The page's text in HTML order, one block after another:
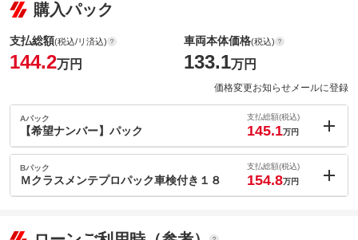
購入パック
支払総額(税込/リ済込)
144.2万円
車両本体価格(税込)
133.1万円
価格変更お知らせメールに登録
Aパック
【希望ナンバー】パック
支払総額(税込)
145.1万円
内：オプシ
ョン価格
(税込)
車両本体価
Bパック
Ｍクラスメンテプロパック車検付き１８
支払総額(税込)
154.8万円